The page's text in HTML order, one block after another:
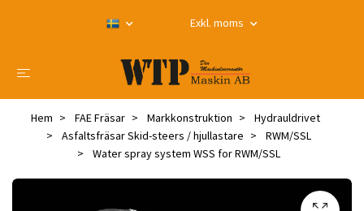
Exkl. moms
Hem FAE Fräsar Markkonstruktion
Hydrauldrivet
Asfaltsfräsar Skid-steers / hjullastare
RWM/SSL
Water spray system WSS for RWM/SSL